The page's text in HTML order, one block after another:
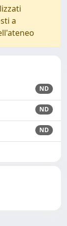
a
ND
ND
ND